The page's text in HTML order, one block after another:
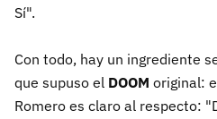
Sí".
Con todo, hay un ingrediente
que supuso el DOOM original:
Romero es claro al respecto: